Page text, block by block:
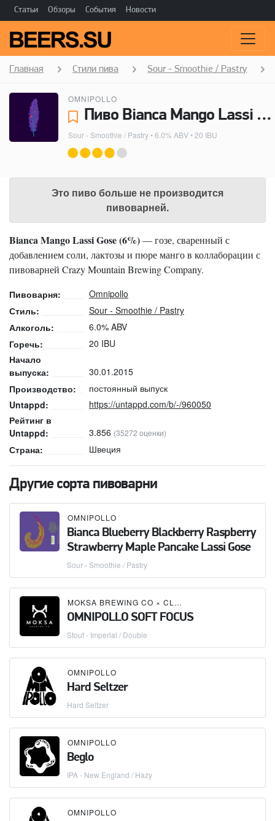
Статьи Обзоры События Новости
Главная Стили пива Sour - Smoothie / Pastry
OMNIPOLLO
Пиво Bianca Mango Lassi Gose - Omnipollo
Sour - Smoothie / Pastry• 6.0% ABV • 20 IBU
Это пиво больше не производится
пивоварней.
Bianca Mango Lassi Gose (6%)— гозе, сваренный с
добавлением соли, лактозы и пюре манго в коллаборации с
пивоварней Crazy Mountain Brewing Company.
Пивоварня:
Omnipollo
Стиль:
Sour - Smoothie / Pastry
Алкоголь:
6.0% ABV
Горечь:
20 IBU
Начало
выпуска:
30.01.2015
Производство:
постоянный выпуск
Untappd:
https://untappd.com/b/-/960050
Рейтинг в
Untappd:
3.856 (35272 оценки)
Страна: Швеция
Другие сорта пивоварни
OMNIPOLLO
Bianca Blueberry Blackberry Raspberry
Strawberry Maple Pancake Lassi Gose
Sour - Smoothie / Pastry
MOKSA BREWING CO × CLAG BREWING COMPANY
OMNIPOLLO SOFT FOCUS
Stout - Imperial / Double
OMNIPOLLO
Hard Seltzer
Hard Seltzer
OMNIPOLLO
Beglo
IPA - New England / Hazy
OMNIPOLLO